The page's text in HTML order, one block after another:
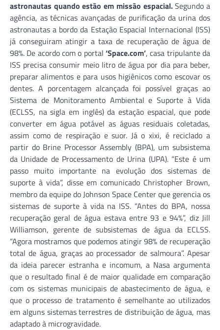
astronautas quando estão em missão espacial.Segundo a
agência, as técnicas avançadas de purificação da urina dos
astronautas a bordo da Estação Espacial Internacional (ISS)
já conseguiram atingir a taxa de recuperação de água de
98%. De acordo com o portal ‘Space.com’, casa tripulante da
ISS precisa consumir meio litro de água por dia para beber,
preparar alimentos e para usos higiênicos como escovar os
dentes. A porcentagem alcançada foi possível graças ao
Sistema de Monitoramento Ambiental e Suporte à Vida
(ECLSS, na sigla em inglês) da estação espacial, que pode
converter em água potável as águas residuais coletadas,
assim como de respiração e suor. Já o xixi, é reciclado a
partir do Brine Processor Assembly (BPA), um subsistema
da Unidade de Processamento de Urina (UPA). “Este é um
passo muito importante na evolução dos sistemas de
suporte à vida”, disse em comunicado Christopher Brown,
membro da equipe do Johnson Space Center que gerencia os
sistemas de suporte à vida na ISS. “Antes do BPA, nossa
recuperação geral de água estava entre 93 e 94%”, diz Jill
Williamson, gerente de subsistemas de água da ECLSS.
“Agora mostramos que podemos atingir 98% de recuperação
total de água, graças ao processador de salmoura”. Apesar
da ideia parecer estranha e incomum, a Nasa argumenta
que o resultado final é de maior qualidade em comparação
com os sistemas municipais de abastecimento de água, e
que o processo de tratamento é semelhante ao utilizados
em alguns sistemas terrestres de distribuição de água, mas
adaptado à microgravidade.